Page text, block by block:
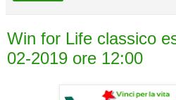
Win for Life classico
02-2019 ore 12:00